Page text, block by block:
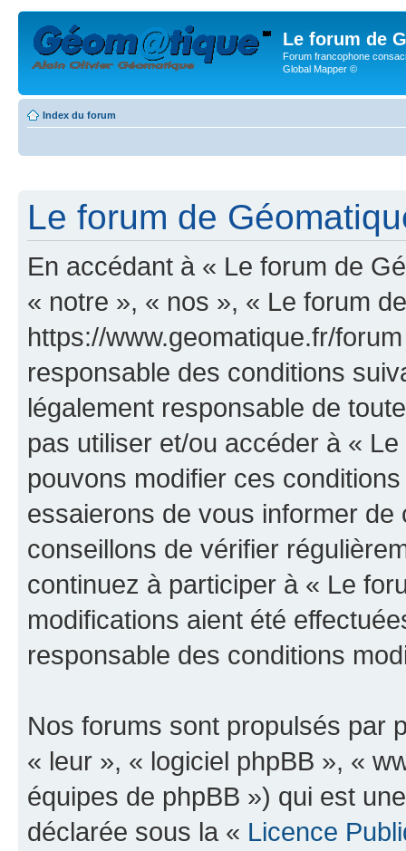
Le forum de
Forum francophone
Global Mapper ©
Index du forum
Le forum de
En accédant à « Le forum de
« notre », « nos », « Le forum
https://www.geomatique.fr/
responsable des conditions
légalement responsable de
pas utiliser et/ou accéder à «
pouvons modifier ces
essaierons de vous informer
conseillons de vérifier
continuez à participer à « Le
modifications aient été
responsable des conditions
Nos forums sont propulsés par
« leur », « logiciel phpBB », «
équipes de phpBB ») qui est
déclarée sous la « Licence